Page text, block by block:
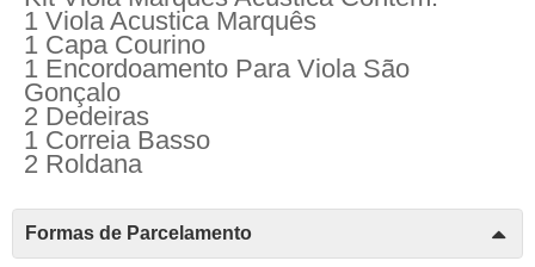
1 Viola Acustica Marquês
1 Capa Courino
1 Encordoamento Para Viola São
Gonçalo
2 Dedeiras
1 Correia Basso
2 Roldana
Formas de Parcelamento